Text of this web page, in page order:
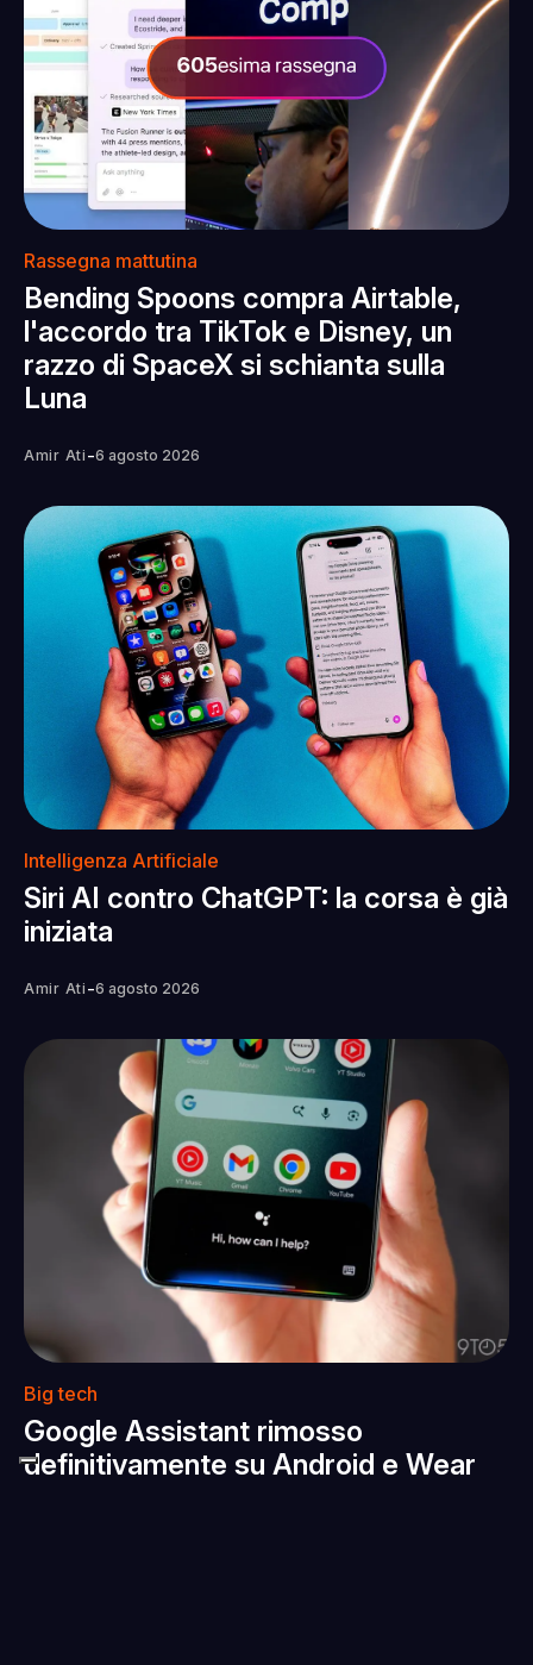
Rassegna mattutina
Bending Spoons compra Airtable,
l'accordo tra TikTok e Disney, un
razzo di SpaceX si schianta sulla
Luna
Amir Ati -6 agosto 2026
Intelligenza Artificiale
Siri AI contro ChatGPT: la corsa è già
iniziata
Amir Ati -6 agosto 2026
Big tech
Google Assistant rimosso
definitivamente su Android e Wear